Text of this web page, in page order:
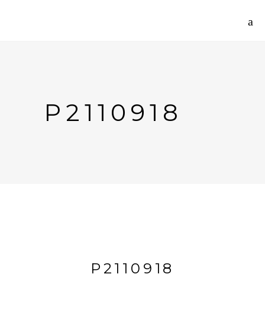
P2110918
P2110918